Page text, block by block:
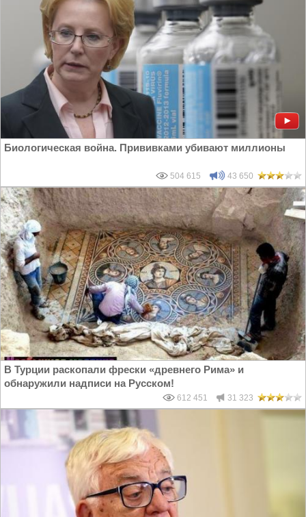
Биологическая война. Прививками убивают миллионы
504 615 43 650
В Турции раскопали фрески «древнего Рима» и
обнаружили надписи на Русском!
612 451 31 323